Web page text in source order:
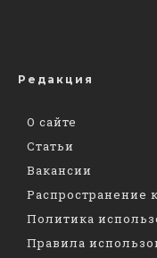
Редакция
О сайте
Статьи
Вакансии
Распространение
Политика
Правила